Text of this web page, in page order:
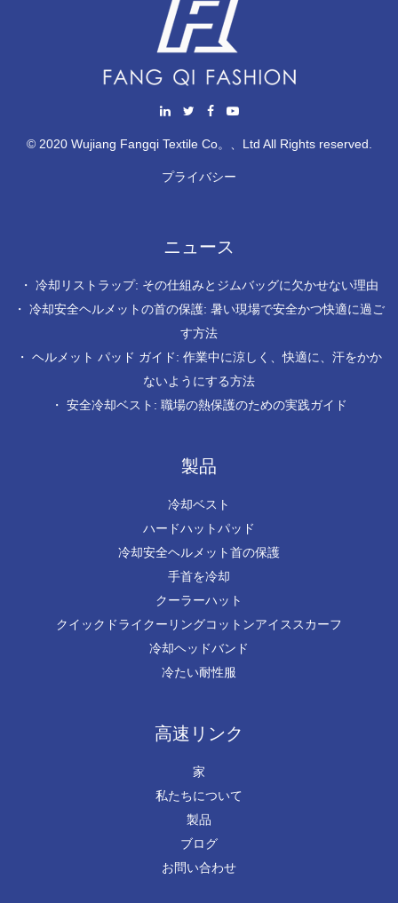
© 2020 Wujiang Fangqi Textile Co。、Ltd All Rights reserved.
プライバシー
ニュース
・ 冷却リストラップ: その仕組みとジムバッグに欠かせない理由
・ 冷却安全ヘルメットの首の保護: 暑い現場で安全かつ快適に過ご
す方法
・ ヘルメット パッド ガイド: 作業中に涼しく、快適に、汗をかか
ないようにする方法
・ 安全冷却ベスト: 職場の熱保護のための実践ガイド
製品
冷却ベスト
ハードハットパッド
冷却安全ヘルメット首の保護
手首を冷却
クーラーハット
クイックドライクーリングコットンアイススカーフ
冷却ヘッドバンド
冷たい耐性服
高速リンク
家
私たちについて
製品
ブログ
お問い合わせ